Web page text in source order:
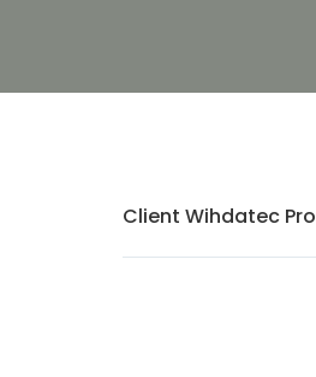
Client Wihdatec Pro